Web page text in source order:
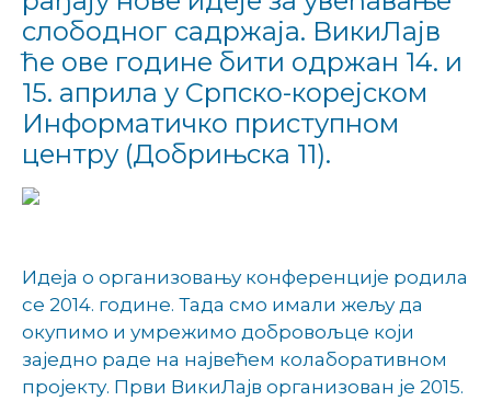
слободног садржаја. ВикиЛајв
ће ове године бити одржан 14. и
15. априла у Српско-корејском
Информатичко приступном
центру (Добрињска 11).
Идеја о организовању конференције родила
се 2014. године. Тада смо имали жељу да
окупимо и умрежимо добровољце који
заједно раде на највећем колаборативном
пројекту. Први ВикиЛајв организован је 2015.